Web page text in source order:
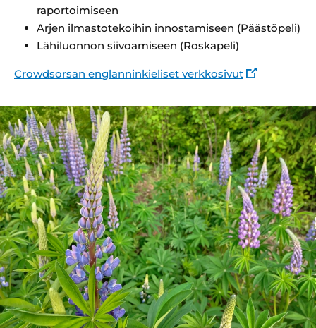
raportoimiseen
Arjen ilmastotekoihin innostamiseen (Päästöpeli)
Lähiluonnon siivoamiseen (Roskapeli)
Crowdsorsan englanninkieliset verkkosivut